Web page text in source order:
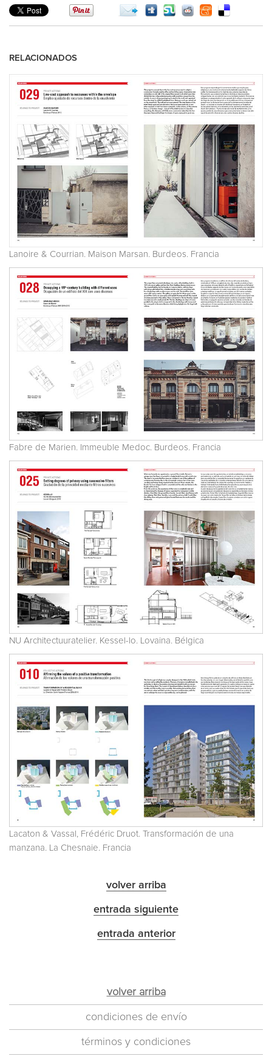
RELACIONADOS
Lanoire & Courrian. Maison Marsan. Burdeos. Francia
Fabre de Marien. Immeuble Medoc. Burdeos. Francia
NU Architectuuratelier. Kessel-lo. Lovaina. Bélgica
Lacaton & Vassal, Frédéric Druot. Transformación de una
manzana. La Chesnaie. Francia
volver arriba
entrada siguiente
entrada anterior
volver arriba
condiciones de envío
términos y condiciones